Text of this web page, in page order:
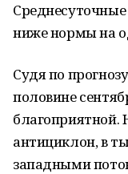
ниже нормы на
Судя по
половине
антициклон, в
западными